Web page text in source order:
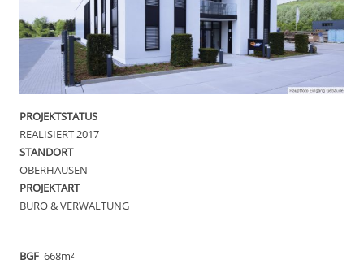
PROJEKTSTATUS
REALISIERT 2017
STANDORT
OBERHAUSEN
PROJEKTART
BÜRO & VERWALTUNG
BGF 668m²